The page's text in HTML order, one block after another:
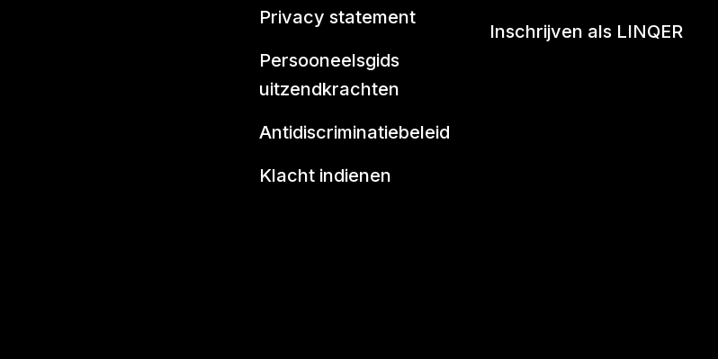
Privacy statement
Persooneelsgids
uitzendkrachten
Antidiscriminatiebeleid
Klacht indienen
Inschrijven als LINQER